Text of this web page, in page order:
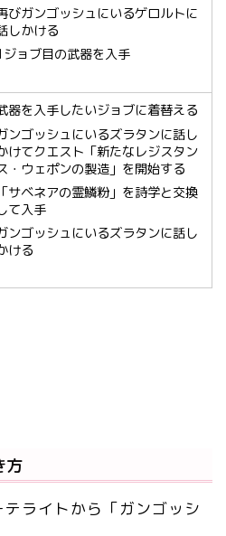
びガンゴッシュにいるゲロルトに
しかける
ジョブ目の武器を入手
器を入手したいジョブに着替える
ンゴッシュにいるズラタンに話し
けてクエスト「新たなレジスタン
・ウェポンの製造」を開始する
「サベネアの霊鱗粉」を詩学と交換
て入手
ンゴッシュにいるズラタンに話し
ける
方
テライトから「ガンゴッシ